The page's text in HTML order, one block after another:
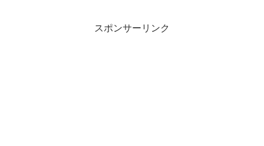
スポンサーリンク